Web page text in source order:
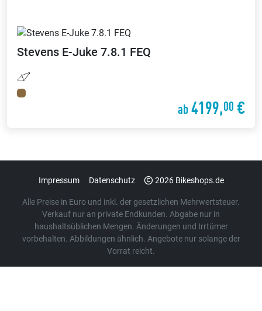
Stevens E-Juke 7.8.1 FEQ
ab4199,00 €
Impressum Datenschutz 2026 Bikeshops.de
Alle Preise in Euro und inkl. der gesetzlichen Mehrwertsteuer.
Verkauf nur an private Endkunden. Abgabe nur in
haushaltsüblichen Mengen. Änderungen und Irrtümer
vorbehalten. Abbildungen ähnlich. Angebote nur solange der
Vorrat reicht.